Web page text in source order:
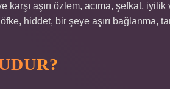
aşırı özlem, acıma, şefkat,
hiddet, bir şeye aşırı bağlanma,